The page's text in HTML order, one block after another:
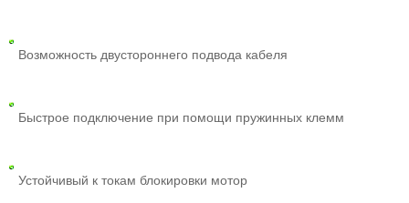
Возможность двустороннего подвода кабеля
Быстрое подключение при помощи пружинных клемм
Устойчивый к токам блокировки мотор